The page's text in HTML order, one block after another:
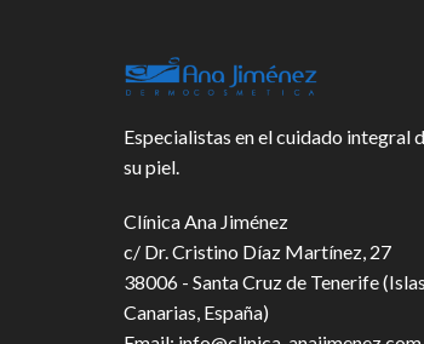
Especialistas en el cuidado integral
su piel.
Clínica Ana Jiménez
c/ Dr. Cristino Díaz Martínez, 27
38006 - Santa Cruz de Tenerife (Islas
Canarias, España)